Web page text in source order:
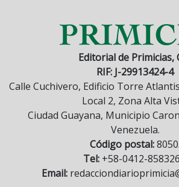
Editorial de Primicias,
RIF: J-29913424-4
Calle Cuchivero, Edificio Torre
Local 2, Zona Alta
Ciudad Guayana, Municipio
Venezuela.
Código postal:8050.
Tel:+58-0412-
Email: